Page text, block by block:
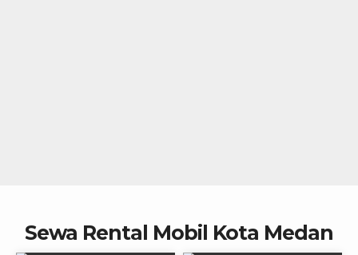
Sewa Rental Mobil Kota Medan